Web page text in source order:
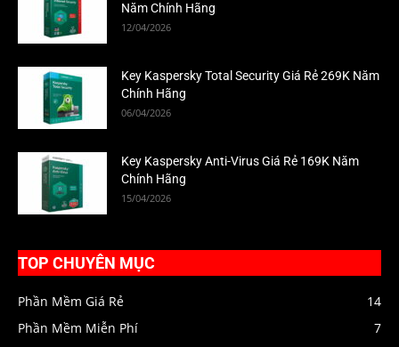
Năm Chính Hãng
12/04/2026
Key Kaspersky Total Security Giá Rẻ 269K Năm
Chính Hãng
06/04/2026
Key Kaspersky Anti-Virus Giá Rẻ 169K Năm
Chính Hãng
15/04/2026
TOP CHUYÊN MỤC
Phần Mềm Giá Rẻ
14
Phần Mềm Miễn Phí
7